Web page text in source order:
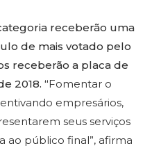
receberão uma
de mais votado pelo
receberão a placa de
2018. “Fomentar o
empresários,
seus serviços
ao público final”, afirma